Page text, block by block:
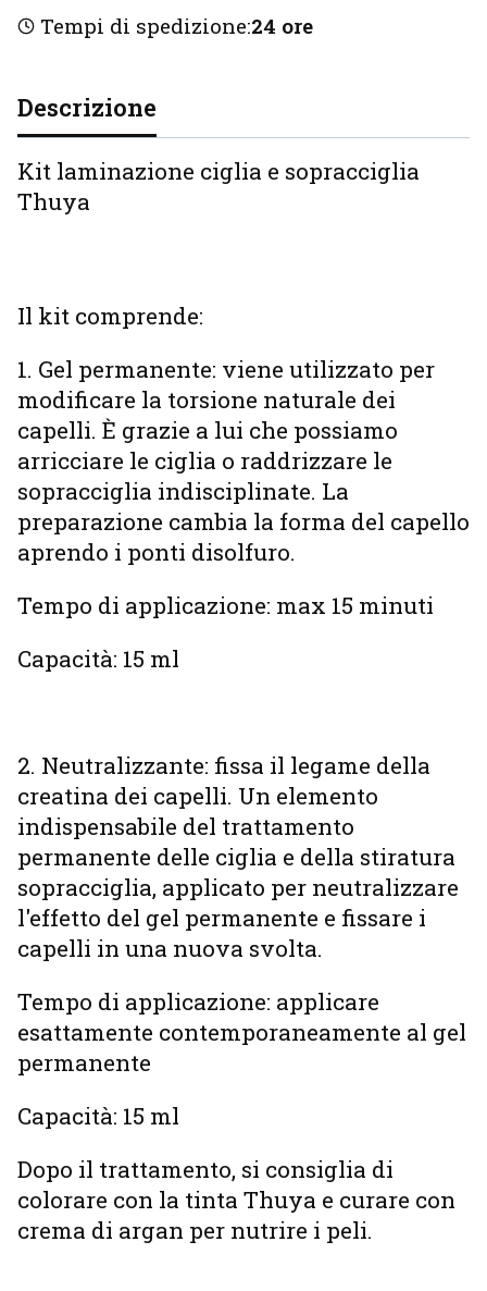
Tempi di spedizione:24 ore
Descrizione
Kit laminazione ciglia e sopracciglia
Thuya
Il kit comprende:
1. Gel permanente: viene utilizzato per
modificare la torsione naturale dei
capelli. È grazie a lui che possiamo
arricciare le ciglia o raddrizzare le
sopracciglia indisciplinate. La
preparazione cambia la forma del capello
aprendo i ponti disolfuro.
Tempo di applicazione: max 15 minuti
Capacità: 15 ml
2. Neutralizzante: fissa il legame della
creatina dei capelli. Un elemento
indispensabile del trattamento
permanente delle ciglia e della stiratura
sopracciglia, applicato per neutralizzare
l'effetto del gel permanente e fissare i
capelli in una nuova svolta.
Tempo di applicazione: applicare
esattamente contemporaneamente al gel
permanente
Capacità: 15 ml
Dopo il trattamento, si consiglia di
colorare con la tinta Thuya e curare con
crema di argan per nutrire i peli.